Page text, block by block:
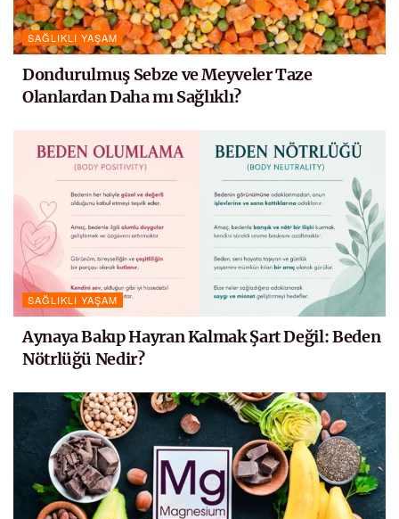
SAĞLIKLI YAŞAM
Dondurulmuş Sebze ve Meyveler Taze
Olanlardan Daha mı Sağlıklı?
SAĞLIKLI YAŞAM
Aynaya Bakıp Hayran Kalmak Şart Değil: Beden
Nötrlüğü Nedir?